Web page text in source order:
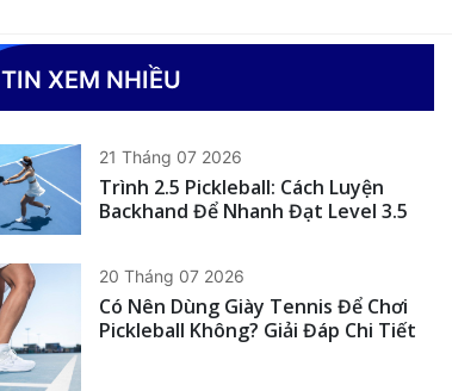
TIN XEM NHIỀU
21 Tháng 07 2026
Trình 2.5 Pickleball: Cách Luyện
Backhand Để Nhanh Đạt Level 3.5
20 Tháng 07 2026
Có Nên Dùng Giày Tennis Để Chơi
Pickleball Không? Giải Đáp Chi Tiết